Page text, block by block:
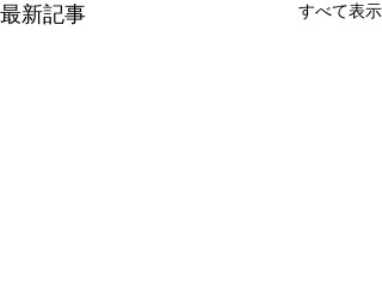
最新記事 すべて表示